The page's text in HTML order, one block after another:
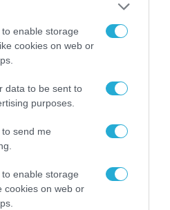
enable storage
cookies on web or
data to be sent to
purposes.
send me
enable storage
cookies on web or